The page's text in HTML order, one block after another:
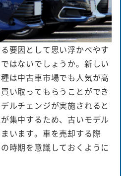
要因として思い浮かべやす
はないでしょうか。新しい
は中古車市場でも人気が高
い取ってもらうことができ
ルチェンジが実施されると
集中するため、古いモデル
います。車を売却する際
時期を意識しておくように